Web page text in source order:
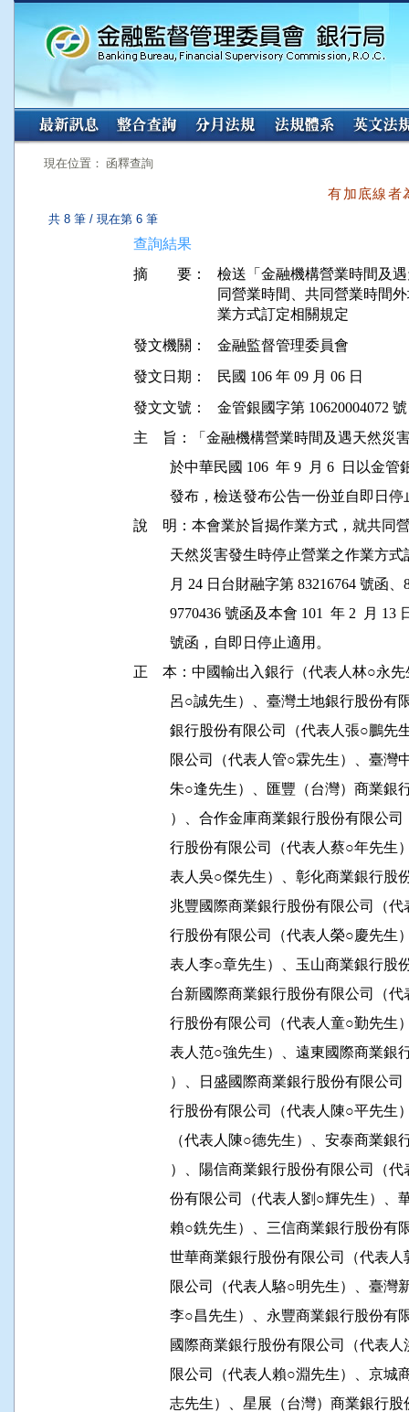
:::
現在位置： 函釋查詢
有加底線者
共 8 筆 / 現在第 6 筆
查詢結果
摘 要：
檢送「金融機構營業時間及
同營業時間、共同營業時間
業方式訂定相關規定
發文機關：
金融監督管理委員會
發文日期：
民國 106 年 09 月 06 日
發文文號：
金管銀國字第 10620004072
主    旨：「金融機構營業時間及遇天然災
於中華民國 106  年 9  月 6  日以
發布，檢送發布公告一份並自即
說    明：本會業於旨揭作業方式，就共同
天然災害發生時停止營業之作業方
月 24 日台財融字第 83216764 號函
9770436 號函及本會 101  年 2  月
          號函，自即日停止適用。
正    本：中國輸出入銀行（代表人林○永
呂○誠先生）、臺灣土地銀行股份
銀行股份有限公司（代表人張○鵬
限公司（代表人管○霖先生）、臺
朱○逢先生）、匯豐（台灣）商業
）、合作金庫商業銀行股份有限
行股份有限公司（代表人蔡○年先
表人吳○傑先生）、彰化商業銀行
兆豐國際商業銀行股份有限公司
行股份有限公司（代表人榮○慶先
表人李○章先生）、玉山商業銀行
台新國際商業銀行股份有限公司
行股份有限公司（代表人童○勤先
表人范○強先生）、遠東國際商業
）、日盛國際商業銀行股份有限
行股份有限公司（代表人陳○平先
（代表人陳○德先生）、安泰商業
）、陽信商業銀行股份有限公司
份有限公司（代表人劉○輝先生）
賴○銑先生）、三信商業銀行股份
世華商業銀行股份有限公司（代
限公司（代表人駱○明先生）、臺
李○昌先生）、永豐商業銀行股份
國際商業銀行股份有限公司（代
限公司（代表人賴○淵先生）、京
志先生）、星展（台灣）商業銀